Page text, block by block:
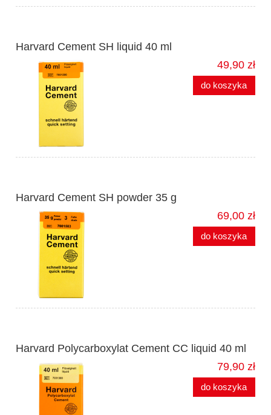
Harvard Cement SH liquid 40 ml
49,90 zł
do koszyka
Harvard Cement SH powder 35 g
69,00 zł
do koszyka
Harvard Polycarboxylat Cement CC liquid 40 ml
79,90 zł
do koszyka